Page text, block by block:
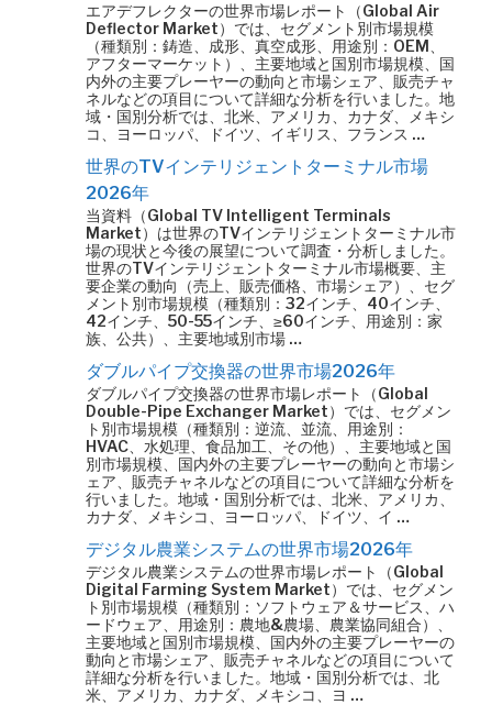
エアデフレクターの世界市場レポート（Global Air
Deflector Market）では、セグメント別市場規模
（種類別：鋳造、成形、真空成形、用途別：OEM、
アフターマーケット）、主要地域と国別市場規模、国
内外の主要プレーヤーの動向と市場シェア、販売チャ
ネルなどの項目について詳細な分析を行いました。地
域・国別分析では、北米、アメリカ、カナダ、メキシ
コ、ヨーロッパ、ドイツ、イギリス、フランス …
世界のTVインテリジェントターミナル市場
2026年
当資料（Global TV Intelligent Terminals
Market）は世界のTVインテリジェントターミナル市
場の現状と今後の展望について調査・分析しました。
世界のTVインテリジェントターミナル市場概要、主
要企業の動向（売上、販売価格、市場シェア）、セグ
メント別市場規模（種類別：32インチ、40インチ、
42インチ、50-55インチ、≥60インチ、用途別：家
族、公共）、主要地域別市場 …
ダブルパイプ交換器の世界市場2026年
ダブルパイプ交換器の世界市場レポート（Global
Double-Pipe Exchanger Market）では、セグメン
ト別市場規模（種類別：逆流、並流、用途別：
HVAC、水処理、食品加工、その他）、主要地域と国
別市場規模、国内外の主要プレーヤーの動向と市場シ
ェア、販売チャネルなどの項目について詳細な分析を
行いました。地域・国別分析では、北米、アメリカ、
カナダ、メキシコ、ヨーロッパ、ドイツ、イ …
デジタル農業システムの世界市場2026年
デジタル農業システムの世界市場レポート（Global
Digital Farming System Market）では、セグメン
ト別市場規模（種類別：ソフトウェア＆サービス、ハ
ードウェア、用途別：農地&農場、農業協同組合）、
主要地域と国別市場規模、国内外の主要プレーヤーの
動向と市場シェア、販売チャネルなどの項目について
詳細な分析を行いました。地域・国別分析では、北
米、アメリカ、カナダ、メキシコ、ヨ …